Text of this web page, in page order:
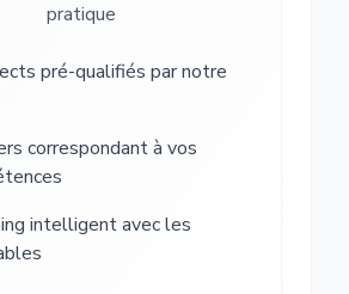
pratique
pré-qualifiés par notre
correspondant à vos
intelligent avec les